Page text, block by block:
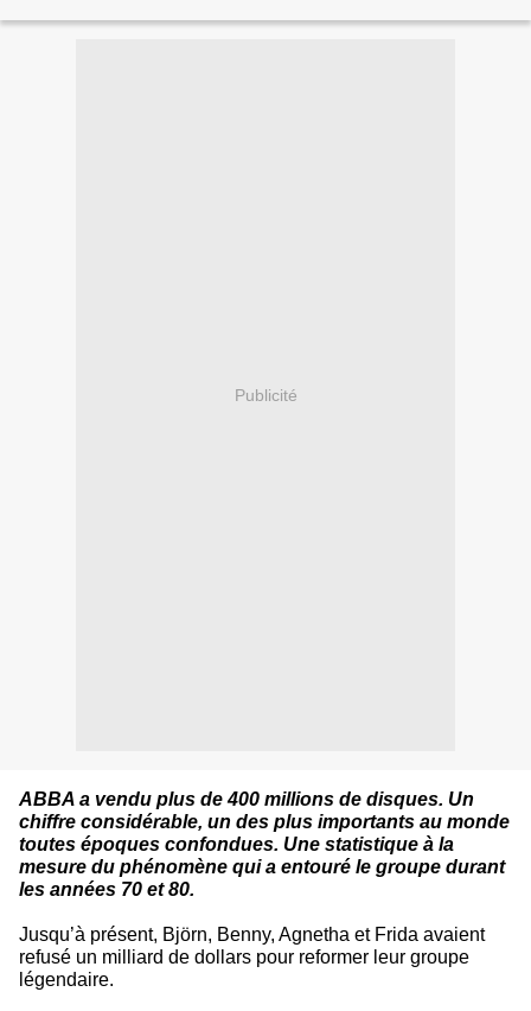
Publicité
ABBA a vendu plus de 400 millions de disques. Un
chiffre considérable, un des plus importants au monde
toutes époques confondues. Une statistique à la
mesure du phénomène qui a entouré le groupe durant
les années 70 et 80.
Jusqu’à présent, Björn, Benny, Agnetha et Frida avaient
refusé un milliard de dollars pour reformer leur groupe
légendaire.